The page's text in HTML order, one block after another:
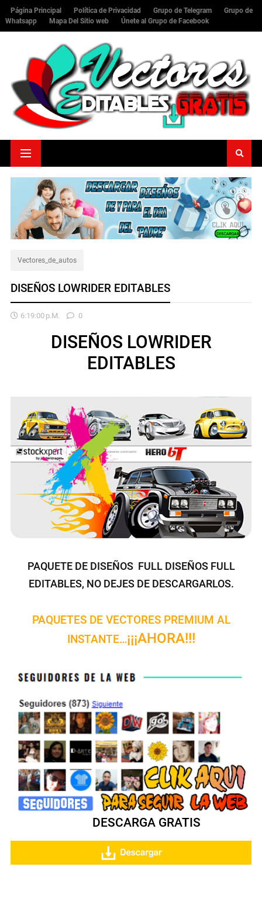
Página Principal Política de Privacidad Grupo de Telegram
Grupo de
Whatsapp
Mapa Del Sitio web Únete al Grupo de Facebook
Vectores_de_autos
DISEÑOS LOWRIDER EDITABLES
6:19:00 P.m. 0
DISEÑOS LOWRIDER
EDITABLES
PAQUETE DE DISEÑOS FULL DISEÑOS FULL
EDITABLES, NO DEJES DE DESCARGARLOS.
PAQUETES DE VECTORES PREMIUM AL
INSTANTE…¡¡¡AHORA!!!
DESCARGA GRATIS